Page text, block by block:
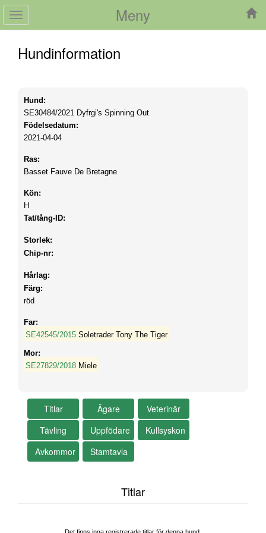
Meny
Toggle
navigation
Hundinformation
Hund:
SE30484/2021 Dyfrgi's Spinning Out
Födelsedatum:
2021-04-04
Ras:
Basset Fauve De Bretagne
Kön:
H
Tat/tång-ID:
Storlek:
Chip-nr:
Hårlag:
Färg:
röd
Far:
SE42545/2015 Soletrader Tony The Tiger
Mor:
SE27829/2018 Miele
Titlar